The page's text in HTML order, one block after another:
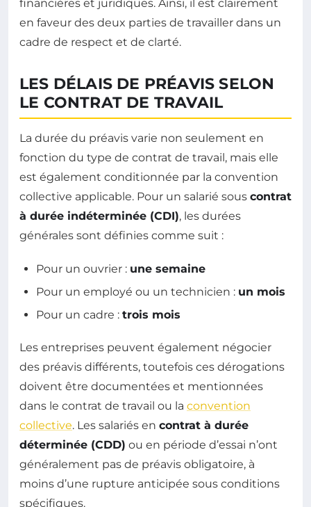
financières et juridiques. Ainsi, il est clairement
en faveur des deux parties de travailler dans un
cadre de respect et de clarté.
LES DÉLAIS DE PRÉAVIS SELON
LE CONTRAT DE TRAVAIL
La durée du préavis varie non seulement en
fonction du type de contrat de travail, mais elle
est également conditionnée par la convention
collective applicable. Pour un salarié sous contrat
à durée indéterminée (CDI), les durées
générales sont définies comme suit :
Pour un ouvrier : une semaine
Pour un employé ou un technicien : un mois
Pour un cadre : trois mois
Les entreprises peuvent également négocier
des préavis différents, toutefois ces dérogations
doivent être documentées et mentionnées
dans le contrat de travail ou la convention
collective. Les salariés en contrat à durée
déterminée (CDD) ou en période d’essai n’ont
généralement pas de préavis obligatoire, à
moins d’une rupture anticipée sous conditions
spécifiques.